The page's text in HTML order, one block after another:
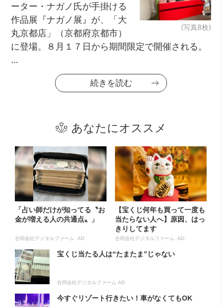
(写真8枚)
ーター・ナガノ氏が手掛ける
作品展『ナガノ展』が、「大
丸京都店」（京都府京都市）
に登場。８月１７日から期間限定で開催される。
...
続きを読む
あなたにオススメ
「占い師だけが知ってる〝お
金が増える人の共通点〟」
合同会社デジタルファーム AD
【宝くじ何年も買って一度も
当たらない人へ】原因、はっ
きりしてます
合同会社デジタルファーム AD
宝くじ当たる人は“たまたま”じゃない
合同会社デジタルファーム AD
今すぐリゾート行きたい！車がなくてもOK